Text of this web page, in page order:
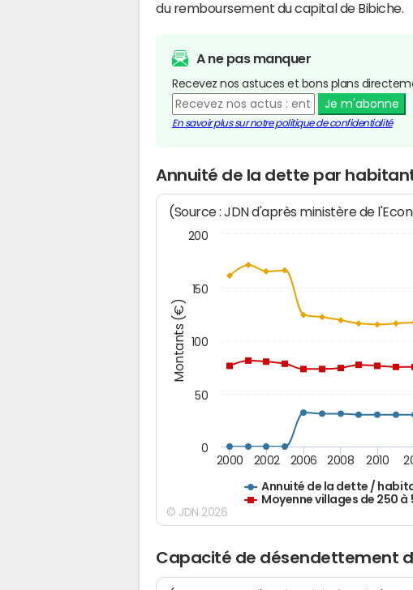
du remboursement du capital de Bibiche.
A ne pas manquer
Recevez nos astuces et bons plans
Je m'abonne
En savoir plus sur notre politique de confidentialité
Annuité de la dette par
Montants (€)
(Source : JDN d'après ministère de
Annuité de la dette /
Moyenne villages de 250 à
2000 2002 2006 2008 2010
0
50
100
150
200
© JDN 2026
Capacité de désendettement